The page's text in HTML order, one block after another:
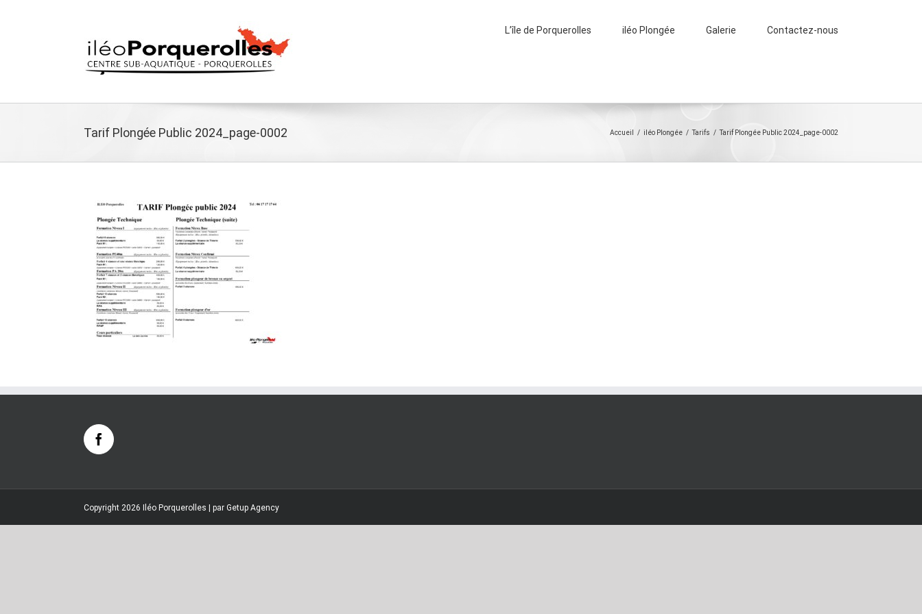
L’île de Porquerolles iléo Plongée Galerie Contactez-nous
Tarif Plongée Public 2024_page-0002 Accueil / iléo Plongée / Tarifs / Tarif Plongée Public 2024_page-0002
Copyright 2026 Iléo Porquerolles | par Getup Agency